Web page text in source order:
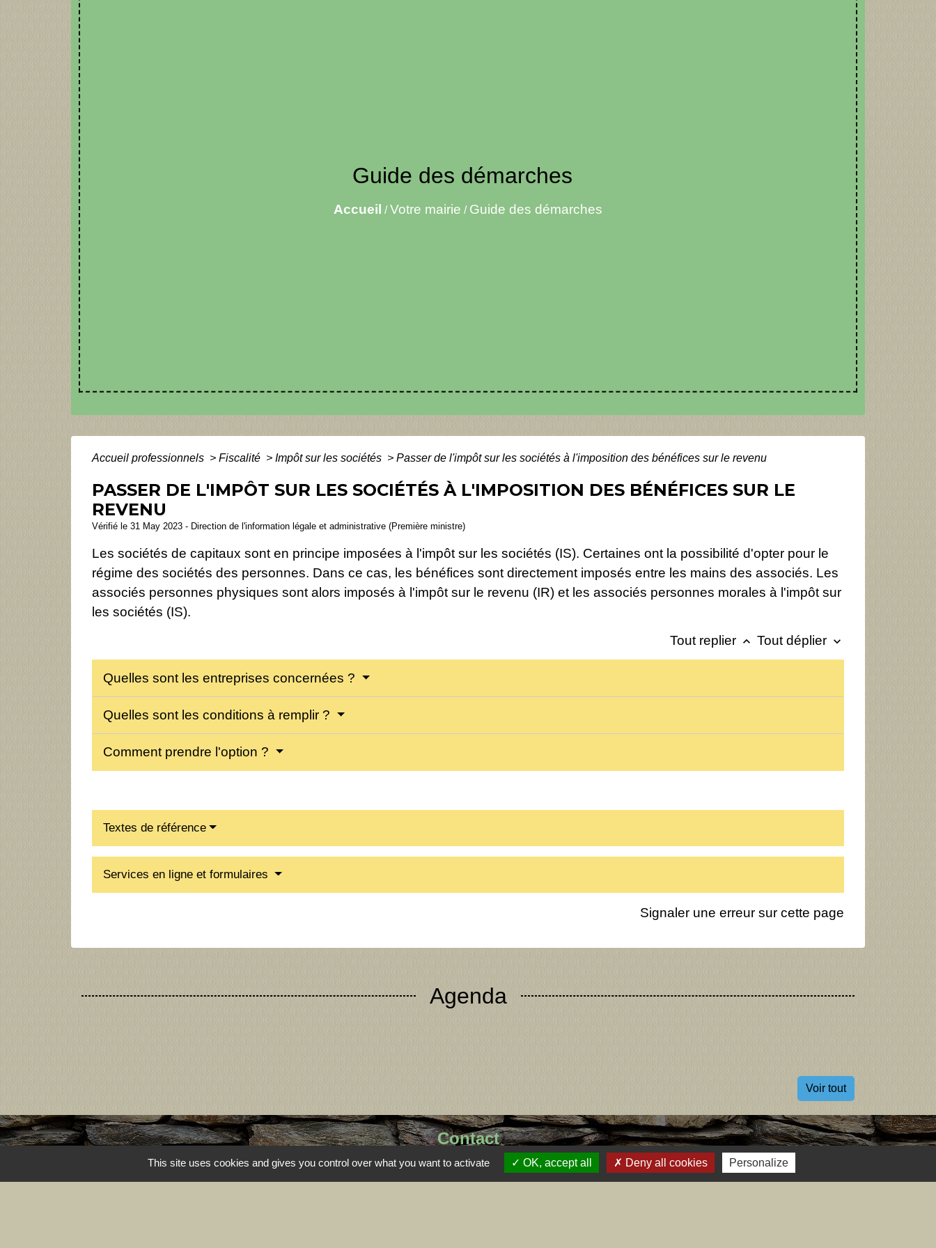
Guide des démarches
Accueil /Votre mairie / Guide des démarches
Accueil professionnels > Fiscalité > Impôt sur les sociétés > Passer de l'impôt sur les sociétés à l'imposition des bénéfices sur le revenu
PASSER DE L'IMPÔT SUR LES SOCIÉTÉS À L'IMPOSITION DES BÉNÉFICES SUR LE
REVENU
Vérifié le 31 May 2023 - Direction de l'information légale et administrative (Première ministre)
Les sociétés de capitaux sont en principe imposées à l'impôt sur les sociétés (IS). Certaines ont la possibilité d'opter pour le
régime des sociétés des personnes. Dans ce cas, les bénéfices sont directement imposés entre les mains des associés. Les
associés personnes physiques sont alors imposés à l'impôt sur le revenu (IR) et les associés personnes morales à l'impôt sur
les sociétés (IS).
Tout replier keyboard_arrow_up Tout déplier keyboard_arrow_down
Quelles sont les entreprises concernées ?
Quelles sont les conditions à remplir ?
Comment prendre l'option ?
Textes de référence
Services en ligne et formulaires
Signaler une erreur sur cette page
Agenda
Voir tout
Contact
Commune de Dizimieu
55 rue de l'Église
This site uses cookies and gives you control over what you want to activate OK, accept all Deny all cookies Personalize